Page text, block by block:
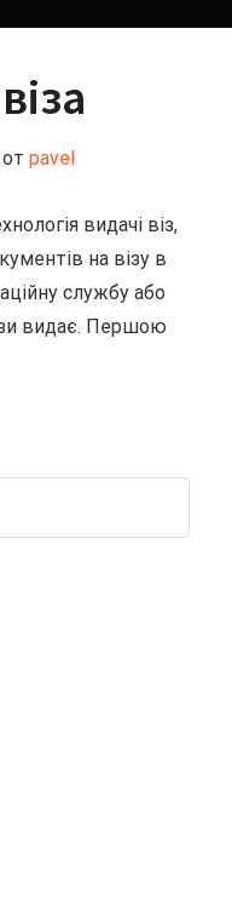
от pavel
видачі віз,
на візу в
службу або
видає. Першою